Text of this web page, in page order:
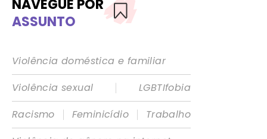
NAVEGUE POR
ASSUNTO
Violência doméstica e familiar
Violência sexual
|
LGBTIfobia
Racismo
| Feminicídio |
Trabalho